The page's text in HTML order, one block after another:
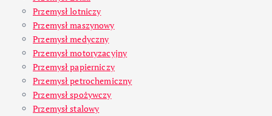
Przemysł lotniczy
Przemysł maszynowy
Przemysł medyczny
Przemysł motoryzacyjny
Przemysł papierniczy
Przemysł petrochemiczny
Przemysł spożywczy
Przemysł stalowy